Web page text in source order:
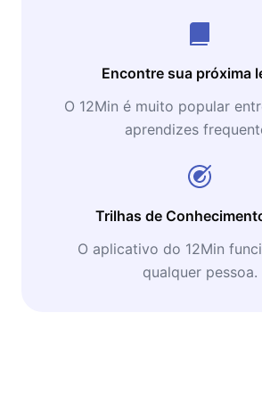
Encontre sua próxima
O 12Min é muito popular
aprendizes
Trilhas de
O aplicativo do 12Min
qualquer pessoa.